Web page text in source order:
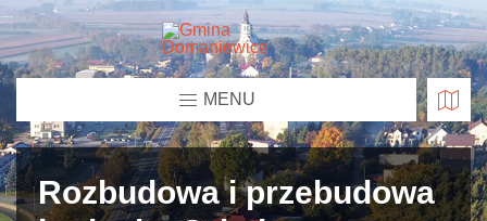
MENU
Rozbudowa i przebudowa